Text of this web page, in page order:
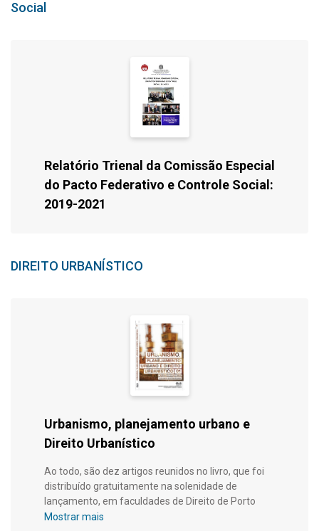
Social
Relatório Trienal da Comissão Especial
do Pacto Federativo e Controle Social:
2019-2021
DIREITO URBANÍSTICO
Urbanismo, planejamento urbano e
Direito Urbanístico
Ao todo, são dez artigos reunidos no livro, que foi
distribuído gratuitamente na solenidade de
lançamento, em faculdades de Direito de Porto
Alegre e em formato digital no site da OAB/RS. O
Mostrar mais